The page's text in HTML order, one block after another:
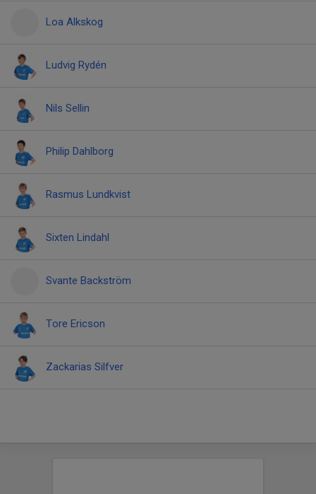
Loa Alkskog
Ludvig Rydén
Nils Sellin
Philip Dahlborg
Rasmus Lundkvist
Sixten Lindahl
Svante Backström
Tore Ericson
Zackarias Silfver